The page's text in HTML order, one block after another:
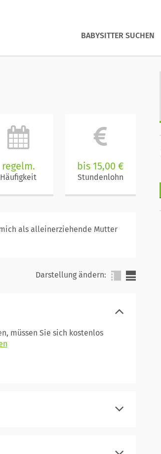
BABYSITTER SUCHEN
regelm.
Häufigkeit
bis 15,00 €
Stundenlohn
als alleinerziehende Mutter
Darstellung ändern:
müssen Sie sich kostenlos